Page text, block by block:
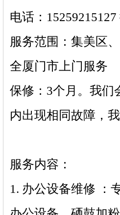
电话：
服务范围：集美区
全厦门市上门服务
保修：3个月。我们
内出现相同故障，
服务内容：
1. 办公设备维修 ：